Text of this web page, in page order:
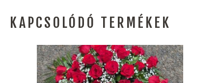
KAPCSOLÓDÓ TERMÉKEK